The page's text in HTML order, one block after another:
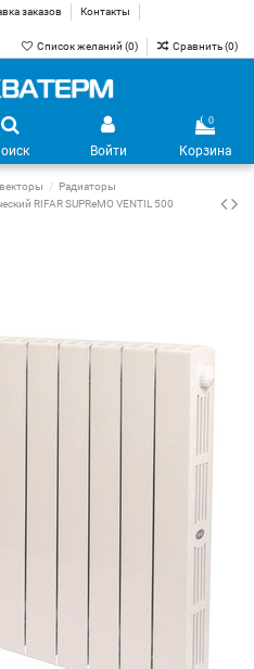
заказов
Контакты
Список желаний (0) Сравнить (0)
Войти
0
Корзина
Радиаторы
RIFAR SUPReMO VENTIL 500